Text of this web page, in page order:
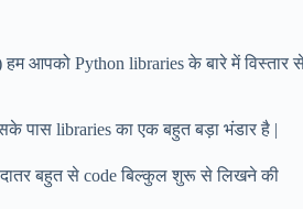
आपको Python libraries के बारे में विस्तार
पास libraries का एक बहुत बड़ा भंडार है |
बहुत से code बिल्कुल शुरू से लिखने की